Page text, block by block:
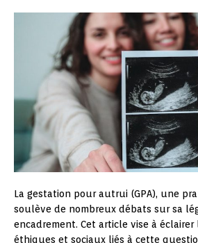
La gestation pour autrui (GPA), une
soulève de nombreux débats sur sa
encadrement. Cet article vise à
éthiques et sociaux liés à cette